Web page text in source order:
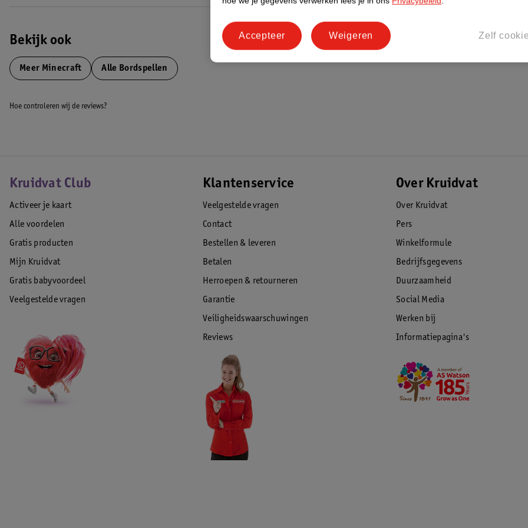
Bekijk ook
Meer Minecraft Alle Bordspellen
Hoe controleren wij de reviews?
Kruidvat Club
Activeer je kaart
Alle voordelen
Gratis producten
Mijn Kruidvat
Gratis babyvoordeel
Veelgestelde vragen
Klantenservice
Veelgestelde vragen
Contact
Bestellen & leveren
Betalen
Herroepen & retourneren
Garantie
Veiligheidswaarschuwingen
Reviews
Over Kruidvat
Over Kruidvat
Pers
Winkelformule
Bedrijfsgegevens
Duurzaamheid
Social Media
Werken bij
Informatiepagina's
Zelf
Weigeren
Accepteer